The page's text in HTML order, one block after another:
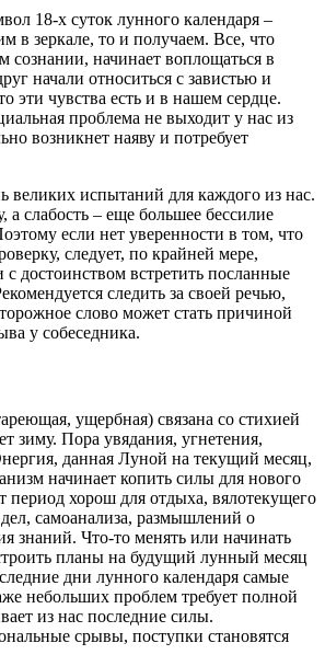
18-х суток лунного календаря –
в зеркале, то и получаем. Все, что
сознании, начинает воплощаться в
начали относиться с завистью и
эти чувства есть и в нашем сердце.
проблема не выходит у нас из
возникнет наяву и потребует
великих испытаний для каждого из нас.
а слабость – еще большее бессилие
если нет уверенности в том, что
следует, по крайней мере,
с достоинством встретить посланные
следить за своей речью,
слово может стать причиной
у собеседника.
ущербная) связана со стихией
зиму. Пора увядания, угнетения,
данная Луной на текущий месяц,
начинает копить силы для нового
период хорош для отдыха, вялотекущего
самоанализа, размышлений о
знаний. Что-то менять или начинать
планы на будущий лунный месяц
дни лунного календаря самые
небольших проблем требует полной
из нас последние силы.
срывы, поступки становятся